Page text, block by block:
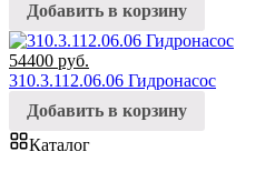
Добавить в корзину
54400 руб.
310.3.112.06.06 Гидронасос
Добавить в корзину
Каталог